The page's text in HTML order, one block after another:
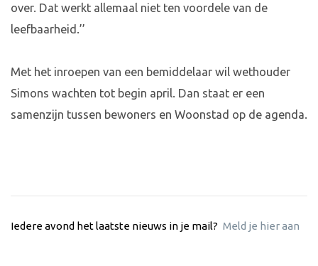
over. Dat werkt allemaal niet ten voordele van de
leefbaarheid.’’
Met het inroepen van een bemiddelaar wil wethouder
Simons wachten tot begin april. Dan staat er een
samenzijn tussen bewoners en Woonstad op de agenda.
Iedere avond het laatste nieuws in je mail? Meld je hier aan